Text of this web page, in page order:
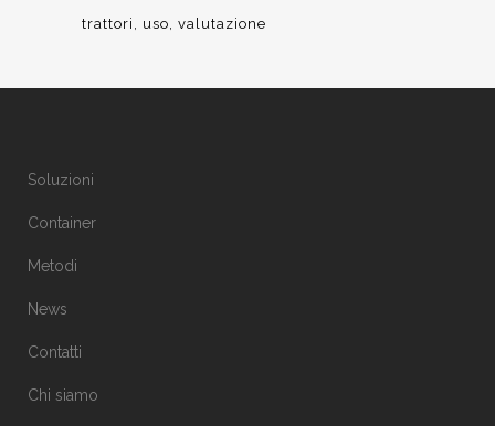
trattori
uso valutazione
Soluzioni
Container
Metodi
News
Contatti
Chi siamo